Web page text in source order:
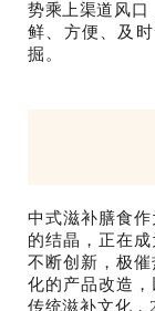
势乘上渠道风口
鲜、方便、及
掘。
中式滋补膳食
的结晶，正在
不断创新，极
化的产品改造
传统滋补文化，